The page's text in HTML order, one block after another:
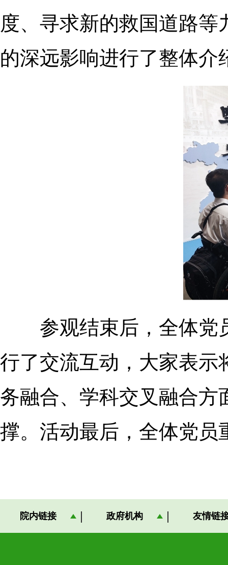
度、寻求新的救国道路
的深远影响进行了整体介
参观结束后 ， 全体党
行了交流互动 ， 大家表示
务融合、 学科交叉 融合方
撑。活动最后 ， 全体党员
院内链接 政府机构 友情链